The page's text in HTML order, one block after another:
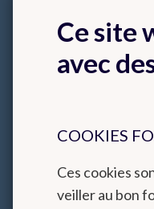
Cartes climatologiques
Bilans climatologiques
Ce site
avec
COOKIES
Ces cookies
veiller au bon